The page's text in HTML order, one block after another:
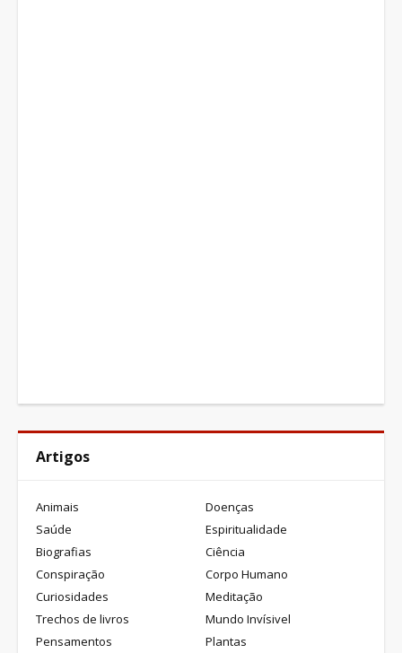
Artigos
Animais
Doenças
Saúde
Espiritualidade
Biografias
Ciência
Conspiração
Corpo Humano
Curiosidades
Meditação
Trechos de livros
Mundo Invísivel
Pensamentos
Plantas